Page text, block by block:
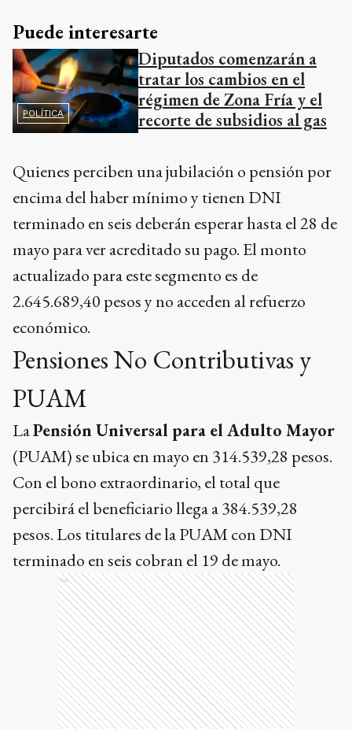
Puede interesarte
POLÍTICA
Diputados comenzarán a
tratar los cambios en el
régimen de Zona Fría y el
recorte de subsidios al gas
Quienes perciben una jubilación o pensión por
encima del haber mínimo y tienen DNI
terminado en seis deberán esperar hasta el 28 de
mayo para ver acreditado su pago. El monto
actualizado para este segmento es de
2.645.689,40 pesos y no acceden al refuerzo
económico.
Pensiones No Contributivas y
PUAM
LaPensión Universal para el Adulto Mayor
(PUAM) se ubica en mayo en 314.539,28 pesos.
Con el bono extraordinario, el total que
percibirá el beneficiario llega a 384.539,28
pesos. Los titulares de la PUAM con DNI
terminado en seis cobran el 19 de mayo.
Ads